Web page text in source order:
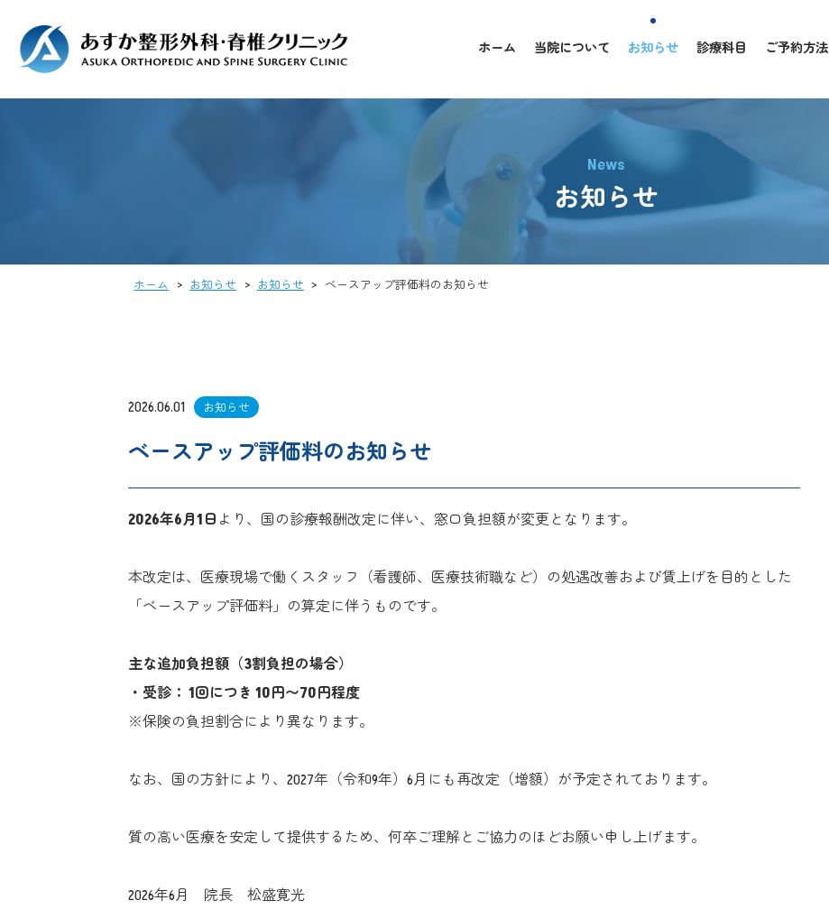
ホーム 当院について お知らせ 診療科目 ご予約方法
News
お知らせ
ホーム > お知らせ > お知らせ > ベースアップ評価料のお知らせ
2026.06.01 お知らせ
ベースアップ評価料のお知らせ
2026年6月1日 より、国の診療報酬改定に伴い、窓口負担額が変更となります。
本改定は、医療現場で働くスタッフ（看護師、医療技術職など）の処遇改善および賃上げを目的とした
「ベースアップ評価料」の算定に伴うものです。
主な追加負担額（3割負担の場合）
・受診： 1回につき 10円〜70円程度
※保険の負担割合により異なります。
なお、国の方針により、2027年（令和9年）6月にも再改定（増額）が予定されております。
質の高い医療を安定して提供するため、何卒ご理解とご協力のほどお願い申し上げます。
2026年6月 院長 松盛寛光